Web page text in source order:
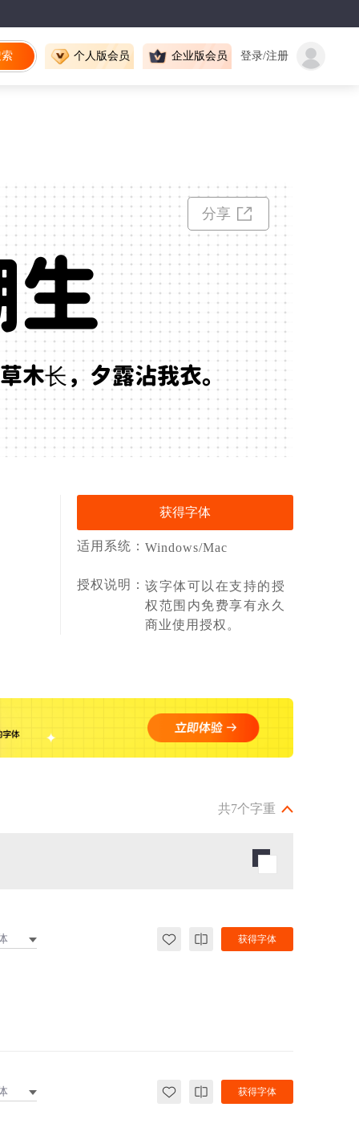
登录/注册
企业版会员
个人版会员
木长，夕露沾我衣。
分享
获得字体
适用系统： Windows/Mac
授权说明： 该字体可以在支持的授
权范围内免费享有永久
商业使用授权。
共7个字重
获得字体
获得字体